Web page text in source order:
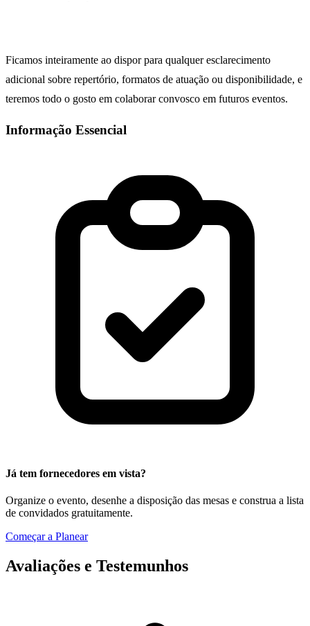
Ficamos inteiramente ao dispor para qualquer esclarecimento
adicional sobre repertório, formatos de atuação ou disponibilidade, e
teremos todo o gosto em colaborar convosco em futuros eventos.
Informação Essencial
Já tem fornecedores em vista?
Organize o evento, desenhe a disposição das mesas e construa a lista
de convidados gratuitamente.
Começar a Planear
Avaliações e Testemunhos